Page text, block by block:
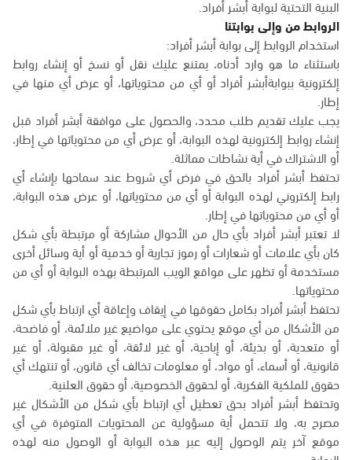
البنية التحتية لبوابة أبشر أفراد.
الروابط من وإلى بوابتنا
استخدام الروابط إلى بوابة أبشر أفراد:
باستثناء ما هو وارد أدناه، يمتنع عليك نقل أو نسخ أو إنشاء روابط
إلكترونية ببوابةأبشر أفراد أو أي من محتوياتها، أو عرض أي منها في
إطار.
يجب عليك تقديم طلب محدد، والحصول على موافقة أبشر أفراد قبل
إنشاء روابط إلكترونية لهذه البوابة، أو عرض أي من محتوياتها في إطار،
أو الاشتراك في أية نشاطات مماثلة.
تحتفظ أبشر أفراد بالحق في فرض أي شروط عند سماحها بإنشاء أي
رابط إلكتروني لهذه البوابة أو أي من محتوياتها، أو عرض هذه البوابة،
أو أي من محتوياتها في إطار.
لا تعتبر أبشر أفراد بأي حال من الأحوال مشاركة أو مرتبطة بأي شكل
كان بأي علامات أو شعارات أو رموز تجارية أو خدمية أو أية وسائل أخرى
مستخدمة أو تظهر على مواقع الويب المرتبطة بهذه البوابة أو أي من
محتوياتها.
تحتفظ أبشر أفراد بكامل حقوقها في إيقاف وإعاقة أي ارتباط بأي شكل
من الأشكال من أي موقع يحتوي على مواضيع غير ملائمة، أو فاضحة،
أو متعدية، أو بذيئة، أو إباحية، أو غير لائقة، أو غير مقبولة، أو غير
قانونية، أو أسماء، أو مواد، أو معلومات تخالف أي قانون، أو تنتهك أي
حقوق للملكية الفكرية، أو لحقوق الخصوصية، أو حقوق العلنية.
وتحتفظ أبشر أفراد بحق تعطيل أي ارتباط بأي شكل من الأشكال غير
مصرح به، ولا تتحمل أية مسؤولية عن المحتويات المتوفرة في أي
موقع آخر يتم الوصول إليه عبر هذه البوابة أو الوصول منه لهذه